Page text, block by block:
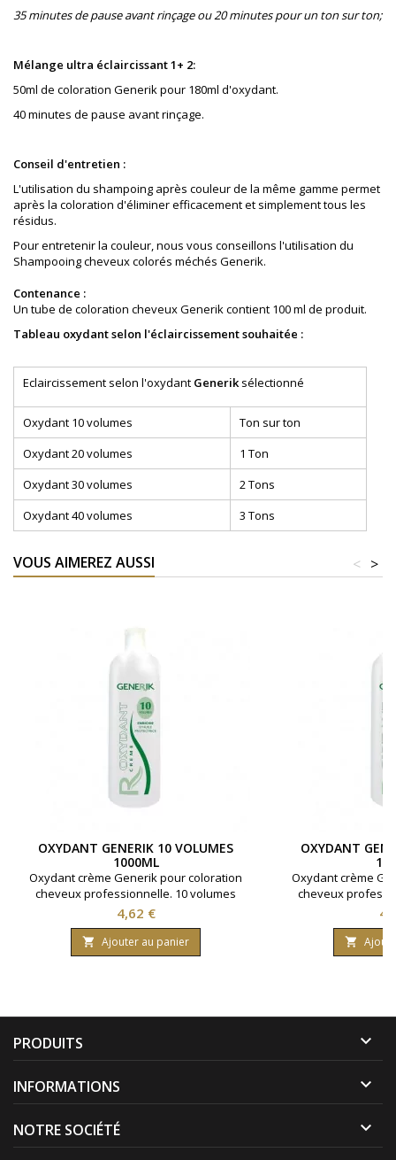
35 minutes de pause avant rinçage ou 20 minutes pour un ton sur ton;
Mélange ultra éclaircissant 1+ 2:
50ml de coloration Generik pour 180ml d'oxydant.
40 minutes de pause avant rinçage.
Conseil d'entretien :
L'utilisation du shampoing après couleur de la même gamme permet
après la coloration d'éliminerefficacementet simplement tous les
résidus.
Pour entretenir la couleur, nous vous conseillons l'utilisation du
Shampooing cheveux colorés méchés Generik.
Contenance :
Un tube de coloration cheveux Generik contient 100 ml de produit.
Tableau oxydant selon l'éclaircissement souhaitée :
Eclaircissement selon l'oxydant Generiksélectionné
Oxydant 10 volumes
Ton sur ton
Oxydant 20 volumes
1 Ton
Oxydant 30 volumes
2 Tons
Oxydant 40 volumes
3 Tons
VOUS AIMEREZ AUSSI >
<
OXYDANT GENERIK 10 VOLUMES
1000ML
Oxydant crème Generik pour coloration
cheveux professionnelle. 10 volumes
contenant 3% d'eau oxygénée. Formule
avec une enrichissement en huile
protectrice reine des près ( limnanthes
alba ).Bouteille contenant 1000 ml.
Prix
4,62 €
 Ajouter au panier
OXYDANT
Oxydant crème
cheveux
contenant 6%
avec une
protectrice reine
alba ).Bouteille

PRODUITS 
INFORMATIONS 
NOTRE SOCIÉTÉ 